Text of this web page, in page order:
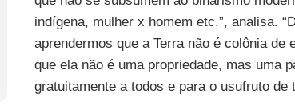
indígena, mulher x homem etc.”, analisa.
aprendermos que a Terra não é colônia
que ela não é uma propriedade, mas uma
gratuitamente a todos e para o usufruto de